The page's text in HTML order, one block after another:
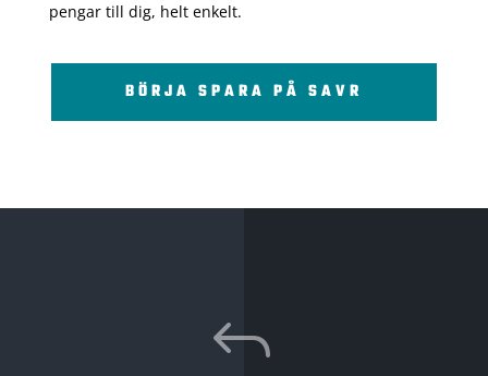
pengar till dig, helt enkelt.
BÖRJA SPARA PÅ SAVR
J